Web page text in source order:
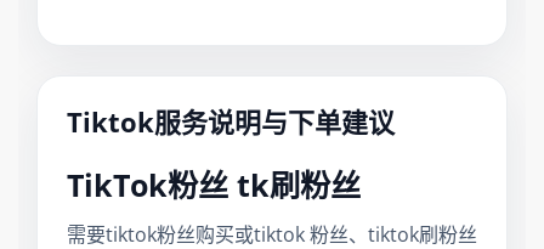
Tiktok服务说明与下单建议
TikTok粉丝 tk刷粉丝
需要tiktok粉丝购买或tiktok 粉丝、tiktok刷粉丝